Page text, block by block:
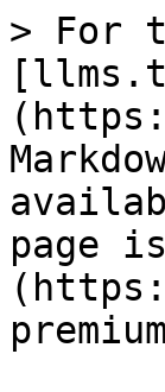
> For
page